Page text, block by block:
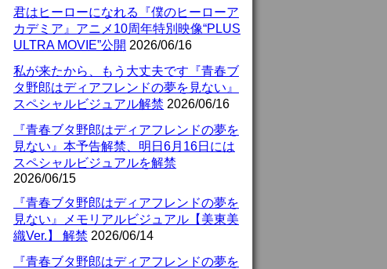
君はヒーローになれる『僕のヒーローア
カデミア』アニメ10周年特別映像“PLUS
ULTRA MOVIE”公開 2026/06/16
私が来たから、もう大丈夫です『青春ブ
タ野郎はディアフレンドの夢を見ない』
スペシャルビジュアル解禁 2026/06/16
『青春ブタ野郎はディアフレンドの夢を
見ない』本予告解禁、明日6月16日には
スペシャルビジュアルを解禁
2026/06/15
『青春ブタ野郎はディアフレンドの夢を
見ない』メモリアルビジュアル【美東美
織Ver.】 解禁 2026/06/14
『青春ブタ野郎はディアフレンドの夢を